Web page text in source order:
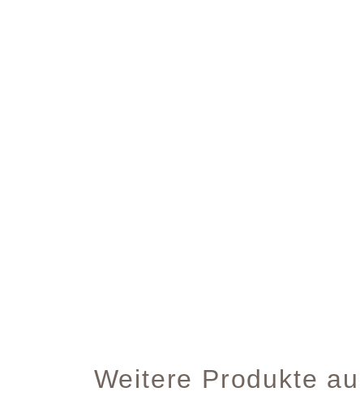
Weitere Produkte